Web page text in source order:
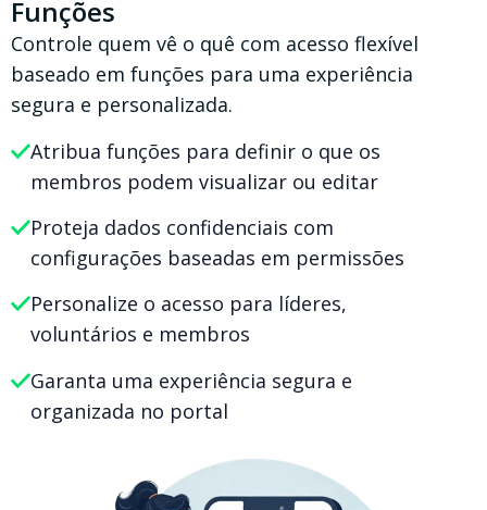
Funções
Controle quem vê o quê com acesso flexível
baseado em funções para uma experiência
segura e personalizada.
Atribua funções para definir o que os
membros podem visualizar ou editar
Proteja dados confidenciais com
configurações baseadas em permissões
Personalize o acesso para líderes,
voluntários e membros
Garanta uma experiência segura e
organizada no portal